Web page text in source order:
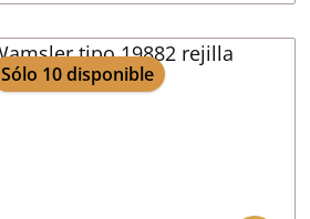
Sólo 10 disponible